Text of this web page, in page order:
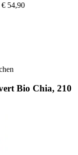
€ 54,90
Bio Chia, 210